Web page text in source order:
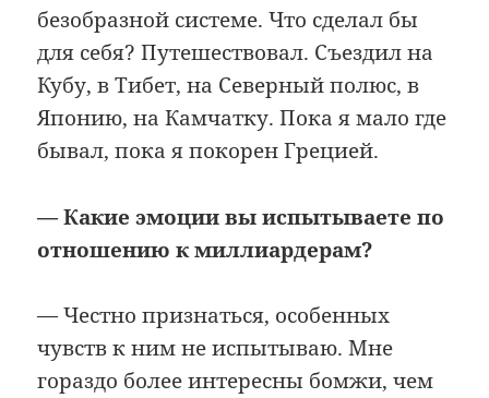
безобразной системе. Что сделал бы
для себя? Путешествовал. Съездил на
Кубу, в Тибет, на Северный полюс, в
Японию, на Камчатку. Пока я мало где
бывал, пока я покорен Грецией.
— Какие эмоции вы испытываете по
отношению к миллиардерам?
— Честно признаться, особенных
чувств к ним не испытываю. Мне
гораздо более интересны бомжи, чем